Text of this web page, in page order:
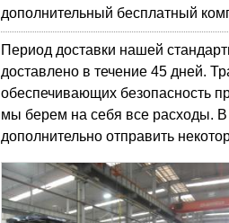
дополнительный бесплатный
Период доставки нашей
доставлено в течение 45 дней.
обеспечивающих безопасность
мы берем на себя все расходы. В
дополнительно отправить